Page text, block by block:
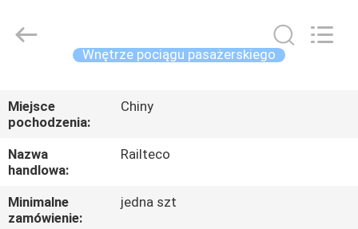
PRODUKTY
NAS
Equipment
Wnętrze pociągu pasażerskiego
Miejsce
pochodzenia:
Chiny
Nazwa
handlowa:
Railteco
Minimalne
zamówienie:
jedna szt